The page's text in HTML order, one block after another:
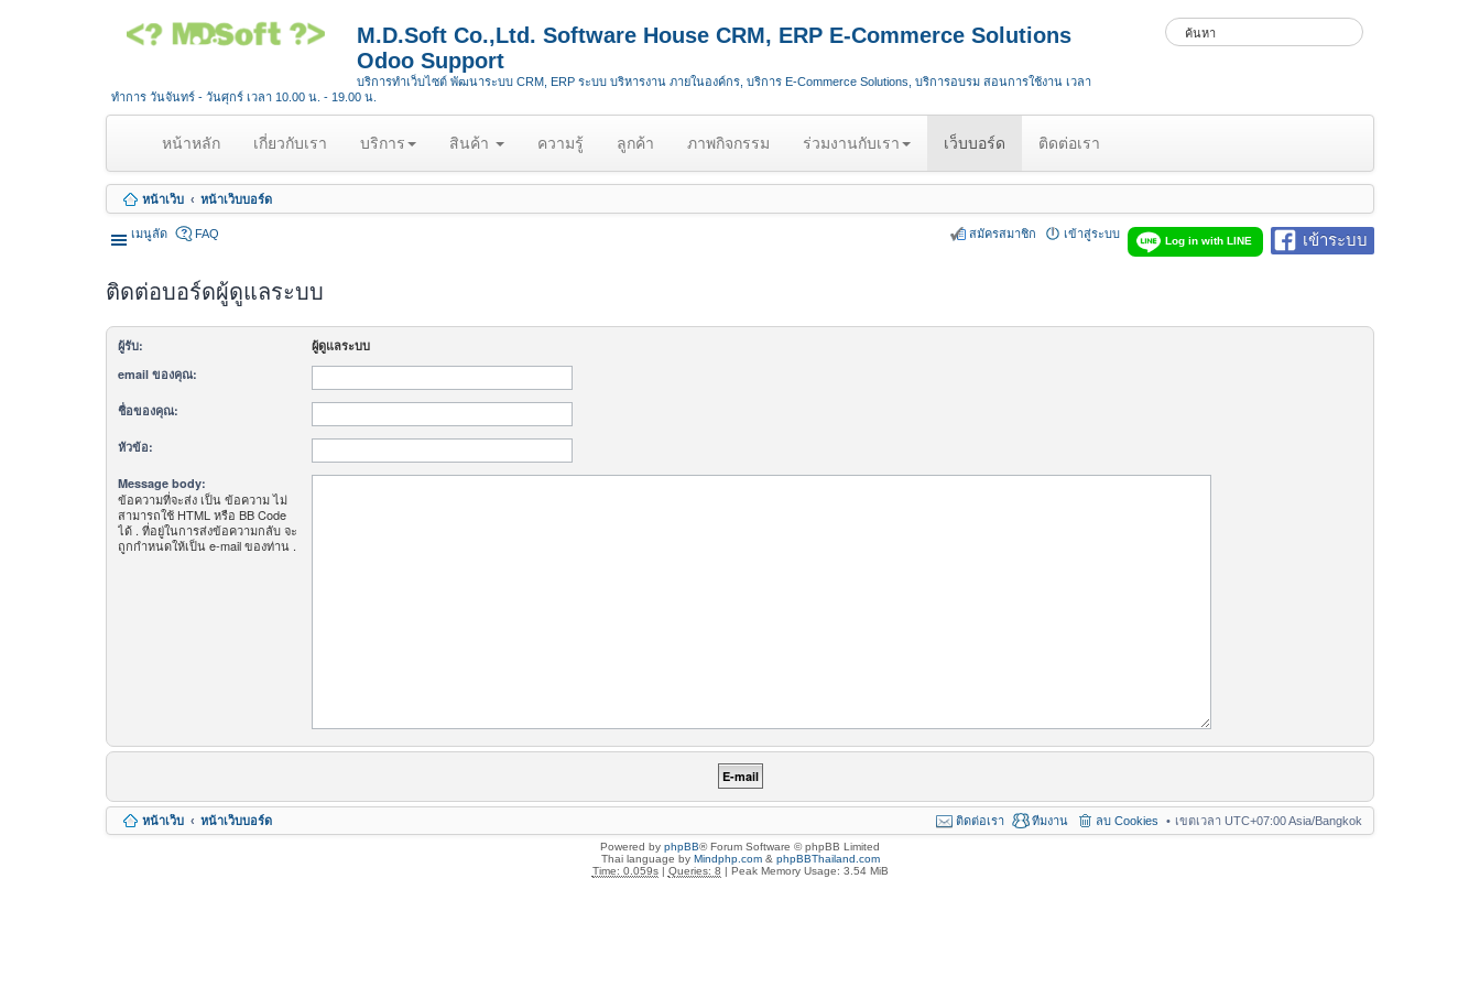
M.D.Soft Co.,Ltd. Software House CRM, ERP E-Commerce Solutions
Odoo Support
บริการทำเว็บไซต์ พัฒนาระบบ CRM, ERP ระบบ บริหารงาน ภายในองค์กร, บริการ E-Commerce Solutions, บริการอบรม สอนการใช้งาน เวลา
ทำการ วันจันทร์ - วันศุกร์ เวลา 10.00 น. - 19.00 น.
หน้าหลัก(
u
r
t
เกี่ยวกับเรา บริการ สินค้า ความรู้ ลูกค้า ภาพกิจกรรม ร่วมงานกับเรา เว็บบอร์ด ติดต่อเรา
หน้าเว็บ หน้าเว็บบอร์ด
เมนูลัด เข้าระบบ
Log in with LINE
FAQ เข้าสู่ระบบ
สมัครสมาชิก
ติดต่อบอร์ดผู้ดูแลระบบ
ผู้รับ:
ผู้ดูแลระบบ
email ของคุณ:
ชื่อของคุณ:
หัวข้อ:
Message body:
ข้อความที่จะส่ง เป็น ข้อความ ไม่
สามารถใช้ HTML หรือ BB Code
ได้ . ที่อยู่ในการส่งข้อความกลับ จะ
ถูกกำหนดให้เป็น e-mail ของท่าน .
หน้าเว็บ หน้าเว็บบอร์ด เขตเวลา UTC+07:00 Asia/Bangkok
ลบ Cookies
ทีมงาน
ติดต่อเรา
Powered by phpBB® Forum Software © phpBB Limited
Thai language by Mindphp.com& phpBBThailand.com
Time: 0.059s| Queries: 8 | Peak Memory Usage: 3.54 MiB